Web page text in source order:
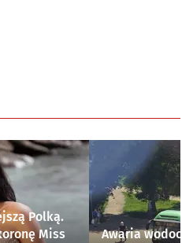
Polką.
Miss
Awaria